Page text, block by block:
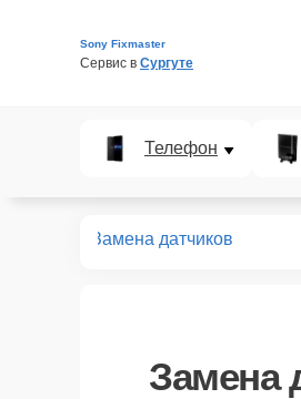
Sony Fixmaster
Сервис в Сургуте
Телефон
Замена датчиков
Замена